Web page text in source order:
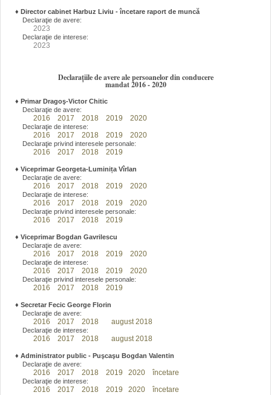
♦ Director cabinet Harbuz Liviu - încetare raport de muncă
Declaraţie de avere:
2023
Declaraţie de interese:
2023
Declarațiile de avere ale persoanelor din conducere
mandat 2016 - 2020
♦ Primar Dragoş-Victor Chitic
Declaraţie de avere:
2016 2017 2018 2019 2020
Declaraţie de interese:
2016 2017 2018 2019 2020
Declaraţie privind interesele personale:
2016 2017 2018 2019
♦ Viceprimar Georgeta-Luminița Vîrlan
Declaraţie de avere:
2016 2017 2018 2019 2020
Declaraţie de interese:
2016 2017 2018 2019 2020
Declaraţie privind interesele personale:
2016 2017 2018 2019
♦ Viceprimar Bogdan Gavrilescu
Declaraţie de avere:
2016 2017 2018 2019 2020
Declaraţie de interese:
2016 2017 2018 2019 2020
Declaraţie privind interesele personale:
2016 2017 2018 2019
♦ Secretar Fecic George Florin
Declaraţie de avere:
2016 2017 2018 august 2018
Declaraţie de interese:
2016 2017 2018 august 2018
♦ Administrator public - Puşcaşu Bogdan Valentin
Declaraţie de avere:
2016 2017 2018 2019 2020 încetare
Declaraţie de interese:
2016 2017 2018 2019 2020 încetare